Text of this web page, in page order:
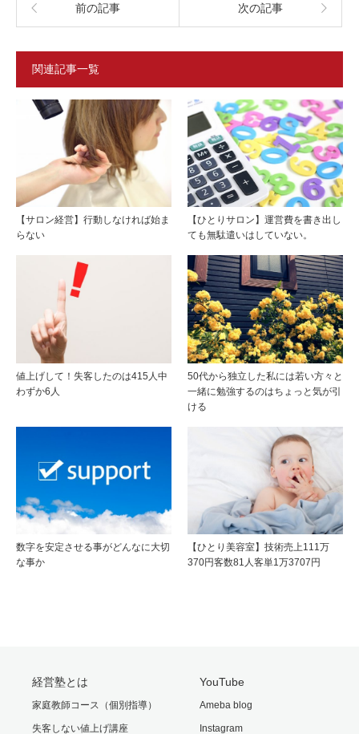
前の記事 次の記事
関連記事一覧
【サロン経営】行動しなければ始ま
らない
【ひとりサロン】運営費を書き出し
ても無駄遣いはしていない。
値上げして！失客したのは415人中
わずか6人
50代から独立した私には若い方々と
一緒に勉強するのはちょっと気が引
ける
数字を安定させる事がどんなに大切
な事か
【ひとり美容室】技術売上111万
370円客数81人客単1万3707円
経営塾とは
家庭教師コース（個別指導）
失客しない値上げ講座
YouTube
Ameba blog
Instagram